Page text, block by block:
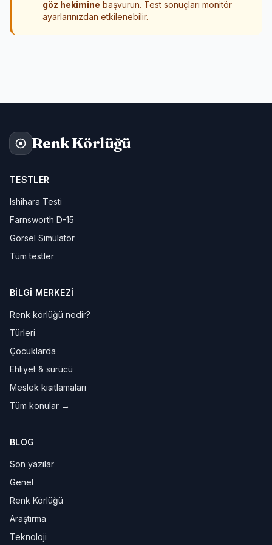
göz hekimine başvurun. Test sonuçları monitör
ayarlarınızdan etkilenebilir.
Renk Körlüğü
TESTLER
Ishihara Testi
Farnsworth D-15
Görsel Simülatör
Tüm testler
BILGI MERKEZI
Renk körlüğü nedir?
Türleri
Çocuklarda
Ehliyet & sürücü
Meslek kısıtlamaları
Tüm konular →
BLOG
Son yazılar
Genel
Renk Körlüğü
Araştırma
Teknoloji